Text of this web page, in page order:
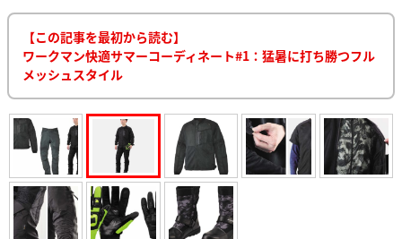
【この記事を最初から読む】
ワークマン快適サマーコーディネート#1：猛暑に打ち勝つフル
メッシュスタイル